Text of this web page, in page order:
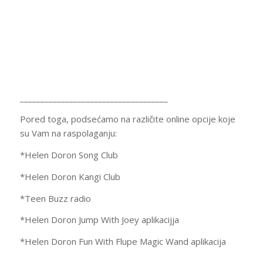
Pored toga, podsećamo na različite online opcije koje
su Vam na raspolaganju:
*Helen Doron Song Club
*Helen Doron Kangi Club
*Teen Buzz radio
*Helen Doron Jump With Joey aplikacijja
*Helen Doron Fun With Flupe Magic Wand aplikacija